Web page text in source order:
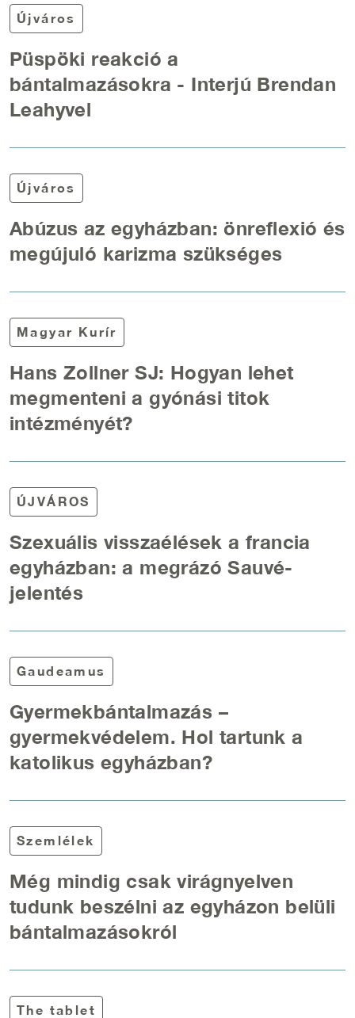
Újváros
Püspöki reakció a
bántalmazásokra - Interjú Brendan
Leahyvel
Újváros
Abúzus az egyházban: önreflexió és
megújuló karizma szükséges
Magyar Kurír
Hans Zollner SJ: Hogyan lehet
megmenteni a gyónási titok
intézményét?
ÚJVÁROS
Szexuális visszaélések a francia
egyházban: a megrázó Sauvé-
jelentés
Gaudeamus
Gyermekbántalmazás –
gyermekvédelem. Hol tartunk a
katolikus egyházban?
Szemlélek
Még mindig csak virágnyelven
tudunk beszélni az egyházon belüli
bántalmazásokról
The tablet